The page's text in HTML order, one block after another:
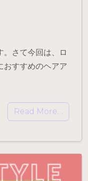
。さて今回は、ロ
おすすめのヘアア
Read More…